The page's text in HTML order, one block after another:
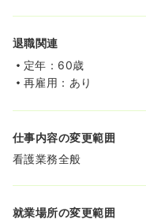
退職関連
定年：60歳
再雇用：あり
仕事内容の変更範囲
看護業務全般
就業場所の変更範囲